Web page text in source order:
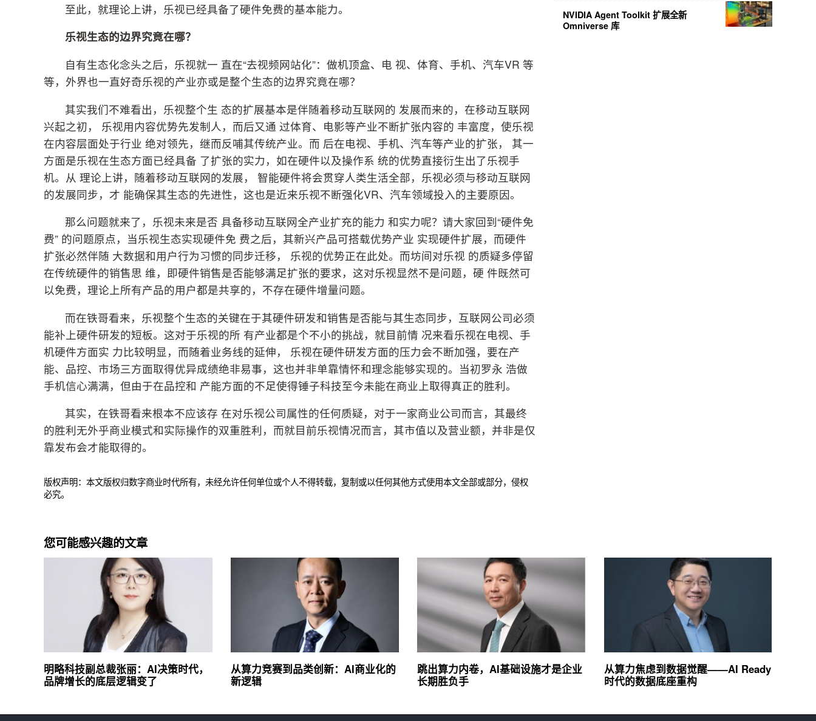
至此，就理论上讲，乐视已经具备了硬件免费的基本能力。
乐视生态的边界究竟在哪？
自有生态化念头之后，乐视就一 直在“去视频网站化”：做机顶盒、电 视、体育、手机、汽车VR 等
等，外界也一直好奇乐视的产业亦或是整个生态的边界究竟在哪？
其实我们不难看出，乐视整个生 态的扩展基本是伴随着移动互联网的 发展而来的，在移动互联网
兴起之初， 乐视用内容优势先发制人，而后又通 过体育、电影等产业不断扩张内容的 丰富度，使乐视
在内容层面处于行业 绝对领先，继而反哺其传统产业。而 后在电视、手机、汽车等产业的扩张， 其一
方面是乐视在生态方面已经具备 了扩张的实力，如在硬件以及操作系 统的优势直接衍生出了乐视手
机。从 理论上讲，随着移动互联网的发展， 智能硬件将会贯穿人类生活全部，乐视必须与移动互联网
的发展同步，才 能确保其生态的先进性，这也是近来乐视不断强化VR、汽车领域投入的主要原因。
那么问题就来了，乐视未来是否 具备移动互联网全产业扩充的能力 和实力呢？请大家回到“硬件免
费” 的问题原点，当乐视生态实现硬件免 费之后，其新兴产品可搭载优势产业 实现硬件扩展，而硬件
扩张必然伴随 大数据和用户行为习惯的同步迁移， 乐视的优势正在此处。而坊间对乐视 的质疑多停留
在传统硬件的销售思 维，即硬件销售是否能够满足扩张的要求，这对乐视显然不是问题，硬 件既然可
以免费，理论上所有产品的用户都是共享的，不存在硬件增量问题。
而在铁哥看来，乐视整个生态的关键在于其硬件研发和销售是否能与其生态同步，互联网公司必须
能补上硬件研发的短板。这对于乐视的所 有产业都是个不小的挑战，就目前情 况来看乐视在电视、手
机硬件方面实 力比较明显，而随着业务线的延伸， 乐视在硬件研发方面的压力会不断加强，要在产
能、品控、市场三方面取得优异成绩绝非易事，这也并非单靠情怀和理念能够实现的。当初罗永 浩做
手机信心满满，但由于在品控和 产能方面的不足使得锤子科技至今未能在商业上取得真正的胜利。
其实，在铁哥看来根本不应该存 在对乐视公司属性的任何质疑，对于一家商业公司而言，其最终
的胜利无外乎商业模式和实际操作的双重胜利，而就目前乐视情况而言，其市值以及营业额，并非是仅
靠发布会才能取得的。
版权声明：本文版权归数字商业时代所有，未经允许任何单位或个人不得转载，复制或以任何其他方式使用本文全部或部分，侵权
必究。
NVIDIA Agent Toolkit 扩展全新
Omniverse 库
您可能感兴趣的文章
明略科技副总裁张丽：AI决策时代，
品牌增长的底层逻辑变了
从算力竞赛到品类创新：AI商业化的
新逻辑
跳出算力内卷，AI基础设施才是企业
长期胜负手
从算力焦虑到数据觉醒——AI Ready
时代的数据底座重构